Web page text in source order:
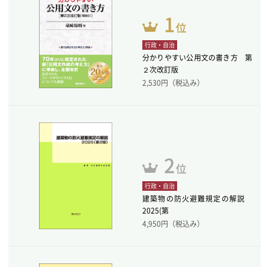
行政・自治
分かりやすい公用文の書き方 第
２次改訂版
2,530円（税込み）
行政・自治
建築物の防火避難規定の解説
2025(第
4,950円（税込み）